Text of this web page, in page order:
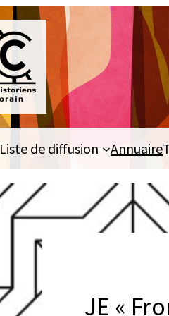
Liste de diffusion Annuaire
JE «